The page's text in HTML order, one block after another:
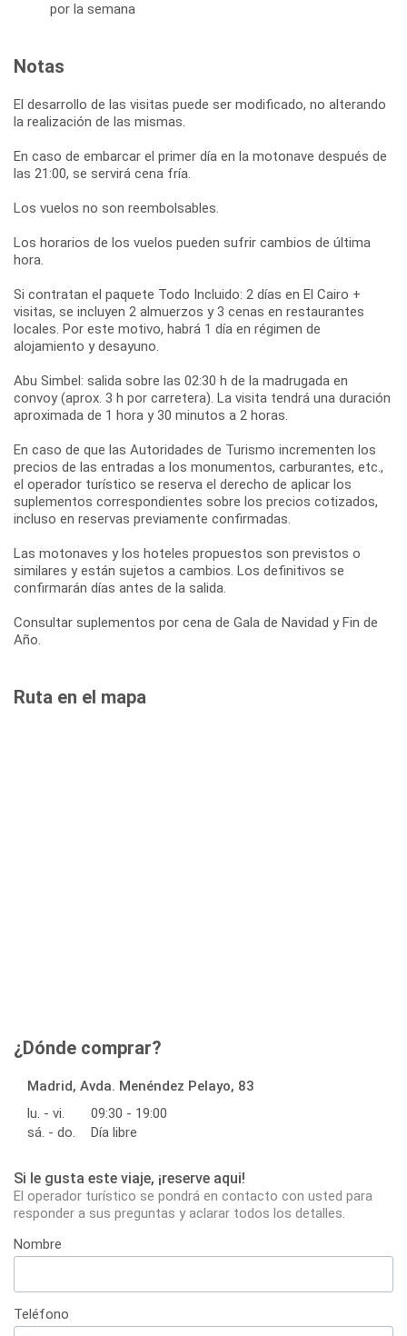
por la semana
Notas
El desarrollo de las visitas puede ser modificado, no alterando
la realización de las mismas.
En caso de embarcar el primer día en la motonave después de
las 21:00, se servirá cena fría.
Los vuelos no son reembolsables.
Los horarios de los vuelos pueden sufrir cambios de última
hora.
Si contratan el paquete Todo Incluido: 2 días en El Cairo +
visitas, se incluyen 2 almuerzos y 3 cenas en restaurantes
locales. Por este motivo, habrá 1 día en régimen de
alojamiento y desayuno.
Abu Simbel: salida sobre las 02:30 h de la madrugada en
convoy (aprox. 3 h por carretera). La visita tendrá una duración
aproximada de 1 hora y 30 minutos a 2 horas.
En caso de que las Autoridades de Turismo incrementen los
precios de las entradas a los monumentos, carburantes, etc.,
el operador turístico se reserva el derecho de aplicar los
suplementos correspondientes sobre los precios cotizados,
incluso en reservas previamente confirmadas.
Las motonaves y los hoteles propuestos son previstos o
similares y están sujetos a cambios. Los definitivos se
confirmarán días antes de la salida.
Consultar suplementos por cena de Gala de Navidad y Fin de
Año.
Ruta en el mapa
¿Dónde comprar?
Madrid, Avda. Menéndez Pelayo, 83
lu. - vi.
09:30 - 19:00
sá. - do.
Día libre
Si le gusta este viaje, ¡reserve aqui!
El operador turístico se pondrá en contacto con usted para
responder a sus preguntas y aclarar todos los detalles.
Nombre
Teléfono